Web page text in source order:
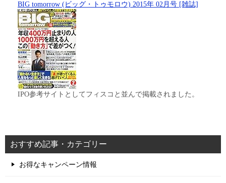
BIG tomorrow (ビッグ・トゥモロウ) 2015年 02月号 [雑誌]
IPO参考サイトとしてフィスコと並んで掲載されました。
おすすめ記事・カテゴリー
お得なキャンペーン情報